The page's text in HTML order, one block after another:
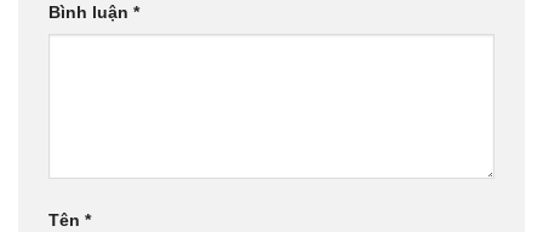
Bình luận *
Tên *